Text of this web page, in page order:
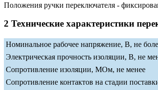
Положения ручки переключателя -
2 Технические характеристики
Номинальное рабочее напряжение, В, не
Электрическая прочность изоляции, В, не
Сопротивление изоляции, МОм, не менее
Сопротивление контактов на стадии